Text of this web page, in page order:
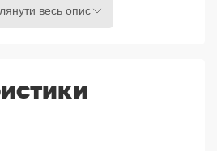
планшети до 11,6 дюймів.
рівнів користувачів.
весь опис